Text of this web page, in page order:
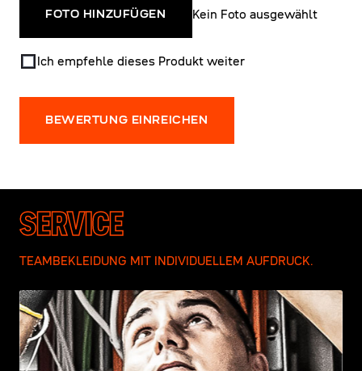
FOTO HINZUFÜGEN Kein Foto ausgewählt
Ich empfehle dieses Produkt weiter
BEWERTUNG EINREICHEN
SERVICE
TEAMBEKLEIDUNG MIT INDIVIDUELLEM AUFDRUCK.